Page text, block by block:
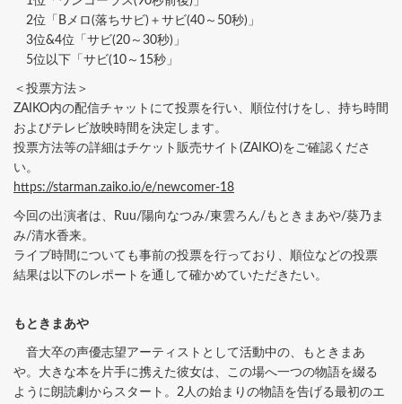
2位「Bメロ(落ちサビ)＋サビ(40～50秒)」
3位&4位「サビ(20～30秒)」
5位以下「サビ(10～15秒」
＜投票方法＞
ZAIKO内の配信チャットにて投票を行い、順位付けをし、持ち時間
およびテレビ放映時間を決定します。
投票方法等の詳細はチケット販売サイト(ZAIKO)をご確認くださ
い。
https://starman.zaiko.io/e/newcomer-18
今回の出演者は、Ruu/陽向なつみ/東雲ろん/もときまあや/葵乃ま
み/清水香来。
ライブ時間についても事前の投票を行っており、順位などの投票
結果は以下のレポートを通して確かめていただきたい。
もときまあや
音大卒の声優志望アーティストとして活動中の、もときまあ
や。大きな本を片手に携えた彼女は、この場へ一つの物語を綴る
ように朗読劇からスタート。2人の始まりの物語を告げる最初のエ